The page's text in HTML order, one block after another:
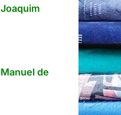
Joaquim
Manuel de